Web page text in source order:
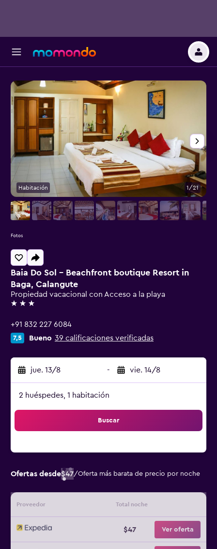
Baia Do Sol - Beachfront boutique Resort in
Baga, Calangute
Propiedad vacacional con Acceso a la playa
3 estrellas
+91 832 227 6084
7,5 Bueno 39 calificaciones verificadas
jue. 13/8 - vie. 14/8
2 huéspedes, 1 habitación
Buscar
Ofertas desde$47/Oferta más barata de precio por noche
Proveedor Total noche
$47 Ver oferta
Habitación 1/21
Fotos